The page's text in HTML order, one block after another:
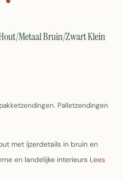
Metaal Bruin/Zwart Klein
Palletzendingen
met ijzerdetails in bruin en
en landelijke interieurs Lees